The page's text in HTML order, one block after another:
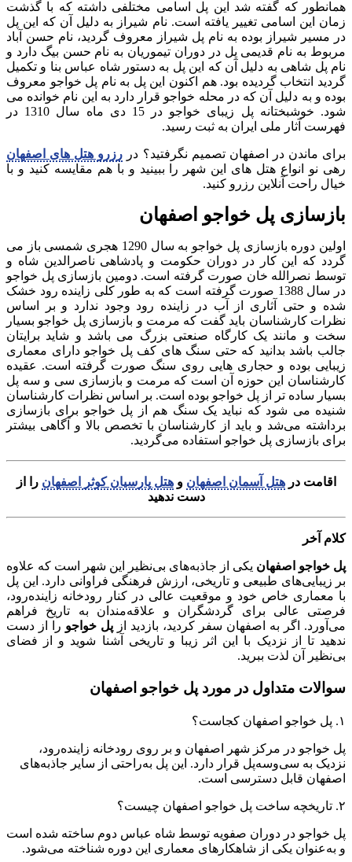
همانطور که گفته شد این پل اسامی مختلفی داشته که با گذشت
زمان این اسامی تغییر یافته است. نام شیراز به دلیل آن که این پل
در مسیر شیراز بوده به نام پل شیراز معروف گردید، نام حسن آباد
مربوط به نام قدیمی پل در دوران تیموریان به نام حسن بیگ دارد و
نام پل شاهی به دلیل آن که این پل به دستور شاه عباس بنا و تکمیل
گردید انتخاب گردیده بود. هم اکنون این پل به نام پل خواجو معروف
بوده و به دلیل آن که در محله خواجو قرار دارد به این نام خوانده می
شود. خوشبختانه پل زیبای خواجو در 15 دی ماه سال 1310 در
فهرست آثار ملی ایران به ثبت رسید.
برای ماندن در اصفهان تصمیم نگرفتید؟ در رزرو هتل های اصفهان
رهی نو انواع هتل های این شهر را ببینید و با هم مقایسه کنید و با
خیال راحت آنلاین رزرو کنید.
بازسازی پل خواجو اصفهان
اولین دوره بازسازی پل خواجو به سال 1290 هجری شمسی باز می
گردد که این کار در دوران حکومت و پادشاهی ناصرالدین شاه و
توسط نصرالله خان صورت گرفته است. دومین بازسازی پل خواجو
در سال 1388 صورت گرفته است که به طور کلی زاینده رود خشک
شده و حتی آثاری از آب در زاینده رود وجود ندارد و بر اساس
نظرات کارشناسان باید گفت که مرمت و بازسازی پل خواجو بسیار
سخت و مانند یک کارگاه صنعتی بزرگ می باشد و شاید برایتان
جالب باشد بدانید که حتی سنگ های کف پل خواجو دارای معماری
زیبایی بوده و حجاری هایی روی سنگ صورت گرفته است. عقیده
کارشناسان این حوزه آن است که مرمت و بازسازی سی و سه پل
بسیار ساده تر از پل خواجو بوده است. بر اساس نظرات کارشناسان
شنیده می شود که نباید یک سنگ هم از پل خواجو برای بازسازی
برداشته می‌شد و باید از کارشناسان با تخصص بالا و آگاهی بیشتر
برای بازسازی پل خواجو استفاده می‌گردید.
اقامت درهتل آسمان اصفهان وهتل پارسیان کوثر اصفهان را از
دست ندهید
کلام آخر
پل خواجو اصفهان یکی از جاذبه‌های بی‌نظیر این شهر است که علاوه
بر زیبایی‌های طبیعی و تاریخی، ارزش فرهنگی فراوانی دارد. این پل
با معماری خاص خود و موقعیت عالی در کنار رودخانه زاینده‌رود،
فرصتی عالی برای گردشگران و علاقه‌مندان به تاریخ فراهم
می‌آورد. اگر به اصفهان سفر کردید، بازدید از پل خواجو را از دست
ندهید تا از نزدیک با این اثر زیبا و تاریخی آشنا شوید و از فضای
بی‌نظیر آن لذت ببرید.
سوالات متداول در مورد پل خواجو اصفهان
۱. پل خواجو اصفهان کجاست؟
پل خواجو در مرکز شهر اصفهان و بر روی رودخانه زاینده‌رود،
نزدیک به سی‌وسه‌پل قرار دارد. این پل به‌راحتی از سایر جاذبه‌های
اصفهان قابل دسترسی است.
۲. تاریخچه ساخت پل خواجو اصفهان چیست؟
پل خواجو در دوران صفویه توسط شاه عباس دوم ساخته شده است
و به‌عنوان یکی از شاهکارهای معماری این دوره شناخته می‌شود.